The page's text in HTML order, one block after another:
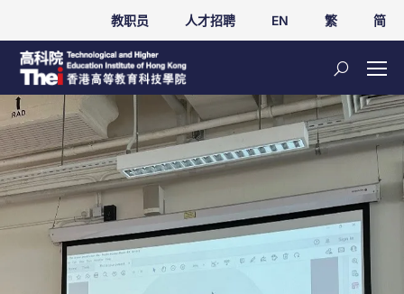
教职员 人才招聘 EN 繁 简